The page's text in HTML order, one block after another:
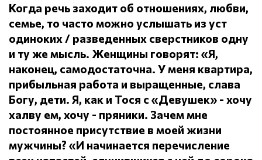
Когда речь заходит об отношениях, любви,
семье, то часто можно услышать из уст
одиноких / разведенных сверстников одну
и ту же мысль. Женщины говорят: «Я,
наконец, самодостаточна. У меня квартира,
прибыльная работа и выращенные, слава
Богу, дети. Я, как и Тося с «Девушек» - хочу
халву ем, хочу - пряники. Зачем мне
постоянное присутствие в моей жизни
мужчины? «И начинается перечисление